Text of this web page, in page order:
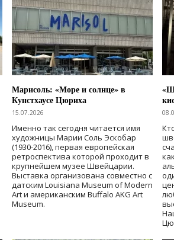
Марисоль: «Море и солнце» в
Кунстхаусе Цюриха
15.07.2026
Именно так сегодня читается имя
художницы Марии Соль Эскобар
(1930-2016), первая европейская
ретроспектива которой проходит в
крупнейшем музее Швейцарии.
Выставка организована совместно с
датским Louisiana Museum of Modern
Art и американским Buffalo AKG Art
Museum.